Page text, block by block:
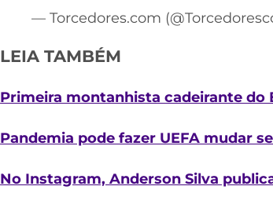
— Torcedores.com
LEIA TAMBÉM
Primeira montanhista cadeirante do
Pandemia pode fazer UEFA mudar
No Instagram, Anderson Silva